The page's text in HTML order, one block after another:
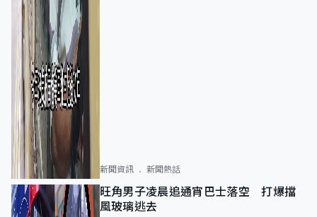
新聞資訊 新聞熱話
旺角男子凌晨追通宵巴士落空 打爆擋
風玻璃逃去